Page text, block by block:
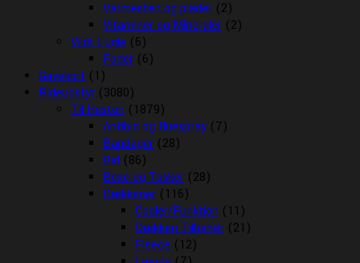
Varmesten og plader (2)
Vitaminer og Mineraler (2)
Vildt Fugle (6)
Foder (6)
Gavekort (1)
Rideudstyr (3080)
Til Hesten (1879)
Antibid og fluespray (7)
Bandager (28)
Bid (86)
Boxe og Tasker (28)
Dækkener (116)
Cooler/Funktion (11)
Dækken Tilbehør (21)
Fleece (12)